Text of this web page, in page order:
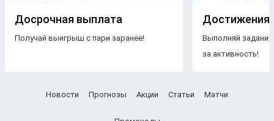
Досрочная выплата
Получай выигрыш с пари заранее!
Достижения
Выполняй
за активность!
Новости Прогнозы Акции Статьи Матчи